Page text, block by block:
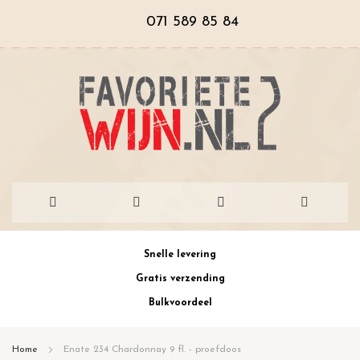
071 589 85 84
Snelle levering
Gratis verzending
Bulkvoordeel
Home Enate 234 Chardonnay 9 fl. - proefdoos